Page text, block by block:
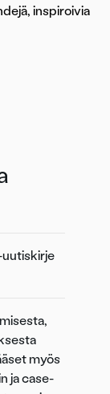
inspiroivia
uutiskirje
myös
ja case-